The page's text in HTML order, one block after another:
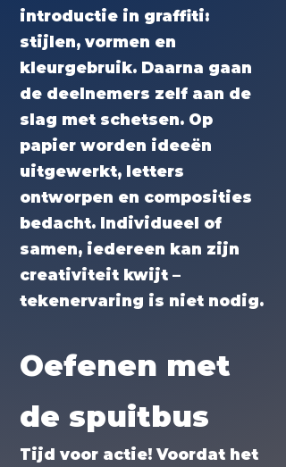
introductie in graffiti:
stijlen, vormen en
kleurgebruik. Daarna gaan
de deelnemers zelf aan de
slag met schetsen. Op
papier worden ideeën
uitgewerkt, letters
ontworpen en composities
bedacht. Individueel of
samen, iedereen kan zijn
creativiteit kwijt –
tekenervaring is niet nodig.
Oefenen met
de spuitbus
Tijd voor actie! Voordat het